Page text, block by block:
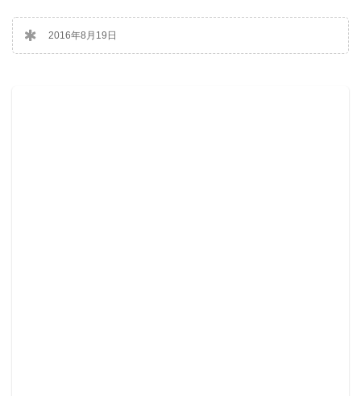
2016年8月19日